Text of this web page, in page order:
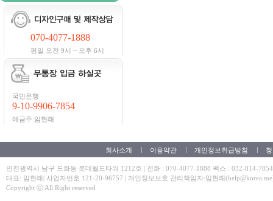
070-4077-1888
평일 오전 9시 ~ 오후 6시
국민은행
9-10-9906-7854
예금주:임현래
회사소개 이용약관 개인정보취급방침
인천광역시 남구 도화동 롯데월드타워 1212호 | 전화 : 070-4077-1888 팩스 : 032-814-7854
대표: 임현래| 사업자번호 121-20-96757 | 개인정보보호 관리책임자:임현래
Copyright ⓒ All Right reserved